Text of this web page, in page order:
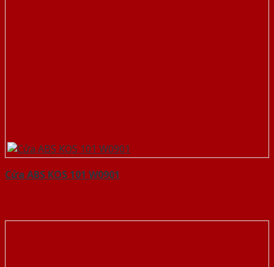
Cửa ABS KOS 101 W0901